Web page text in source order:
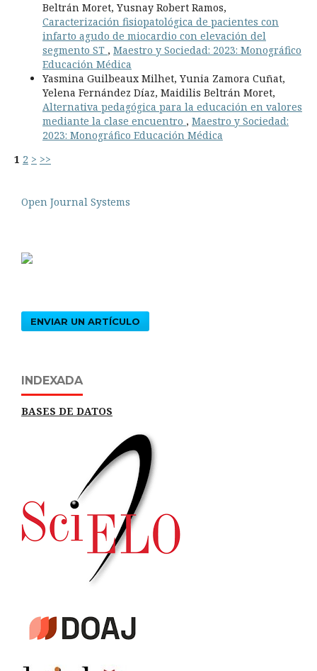
Beltrán Moret, Yusnay Robert Ramos,
Caracterización fisiopatológica de pacientes con
infarto agudo de miocardio con elevación del
segmento ST , Maestro y Sociedad: 2023: Monográfico
Educación Médica
Yasmina Guilbeaux Milhet, Yunia Zamora Cuñat,
Yelena Fernández Díaz, Maidilis Beltrán Moret,
Alternativa pedagógica para la educación en valores
mediante la clase encuentro , Maestro y Sociedad:
2023: Monográfico Educación Médica
1 2 > >>
Open Journal Systems
ENVIAR UN ARTÍCULO
INDEXADA
BASES DE DATOS